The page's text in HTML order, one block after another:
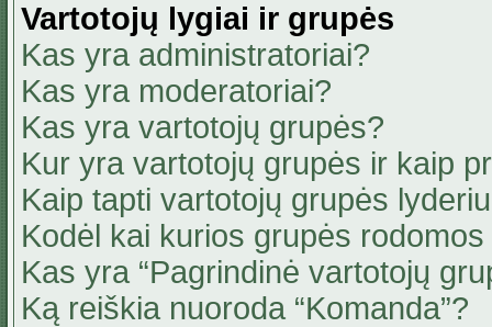
Vartotojų lygiai ir grupės
Kas yra administratoriai?
Kas yra moderatoriai?
Kas yra vartotojų grupės?
Kur yra vartotojų grupės ir kaip
Kaip tapti vartotojų grupės
Kodėl kai kurios grupės
Kas yra “Pagrindinė vartotojų
Ką reiškia nuoroda “Komanda”?